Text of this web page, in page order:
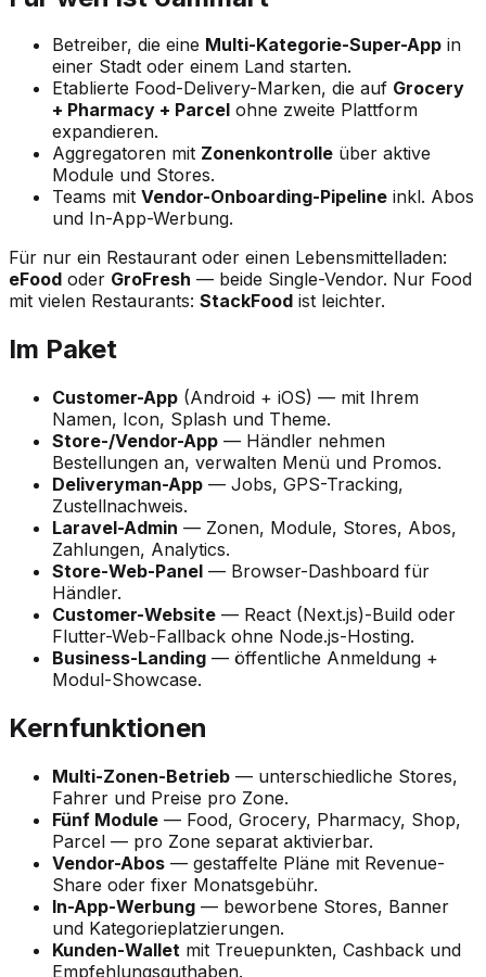
Betreiber, die eine Multi-Kategorie-Super-App in
einer Stadt oder einem Land starten.
Etablierte Food-Delivery-Marken, die auf Grocery
+ Pharmacy + Parcel ohne zweite Plattform
expandieren.
Aggregatoren mit Zonenkontrolle über aktive
Module und Stores.
Teams mit Vendor-Onboarding-Pipeline inkl. Abos
und In-App-Werbung.
Für nur ein Restaurant oder einen Lebensmittelladen:
eFood oder GroFresh — beide Single-Vendor. Nur Food
mit vielen Restaurants: StackFood ist leichter.
Im Paket
Customer-App (Android + iOS) — mit Ihrem
Namen, Icon, Splash und Theme.
Store-/Vendor-App — Händler nehmen
Bestellungen an, verwalten Menü und Promos.
Deliveryman-App — Jobs, GPS-Tracking,
Zustellnachweis.
Laravel-Admin — Zonen, Module, Stores, Abos,
Zahlungen, Analytics.
Store-Web-Panel — Browser-Dashboard für
Händler.
Customer-Website — React (Next.js)-Build oder
Flutter-Web-Fallback ohne Node.js-Hosting.
Business-Landing — öffentliche Anmeldung +
Modul-Showcase.
Kernfunktionen
Multi-Zonen-Betrieb — unterschiedliche Stores,
Fahrer und Preise pro Zone.
Fünf Module — Food, Grocery, Pharmacy, Shop,
Parcel — pro Zone separat aktivierbar.
Vendor-Abos — gestaffelte Pläne mit Revenue-
Share oder fixer Monatsgebühr.
In-App-Werbung — beworbene Stores, Banner
und Kategorieplatzierungen.
Kunden-Wallet mit Treuepunkten, Cashback und
Empfehlungsguthaben.